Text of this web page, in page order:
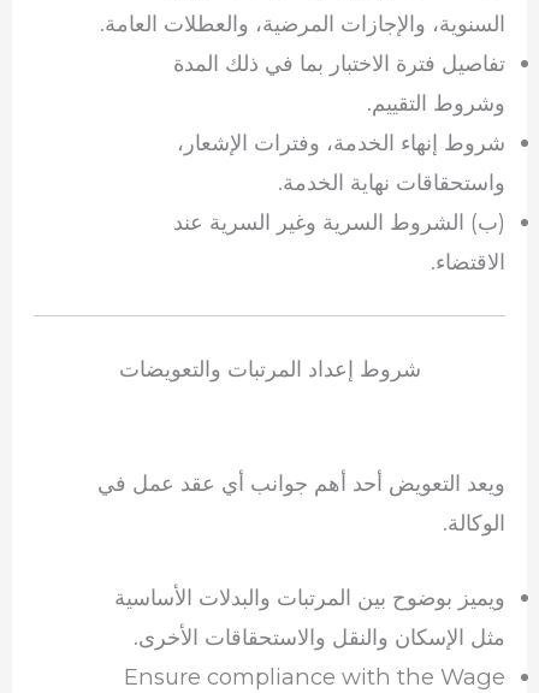
السنوية، والإجازات المرضية، والعطلات العامة.
تفاصيل فترة الاختبار بما في ذلك المدة
وشروط التقييم.
شروط إنهاء الخدمة، وفترات الإشعار،
واستحقاقات نهاية الخدمة.
(ب) الشروط السرية وغير السرية عند
الاقتضاء.
شروط إعداد المرتبات والتعويضات
ويعد التعويض أحد أهم جوانب أي عقد عمل في
الوكالة.
ويميز بوضوح بين المرتبات والبدلات الأساسية
مثل الإسكان والنقل والاستحقاقات الأخرى.
Ensure compliance with the Wage